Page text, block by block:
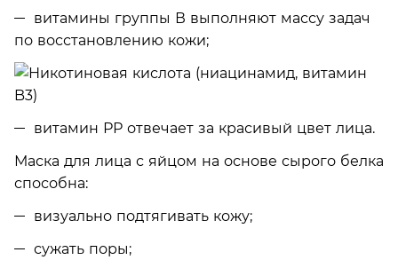
витамины группы В выполняют массу задач
по восстановлению кожи;
витамин РР отвечает за красивый цвет лица.
Маска для лица с яйцом на основе сырого белка
способна:
визуально подтягивать кожу;
сужать поры;